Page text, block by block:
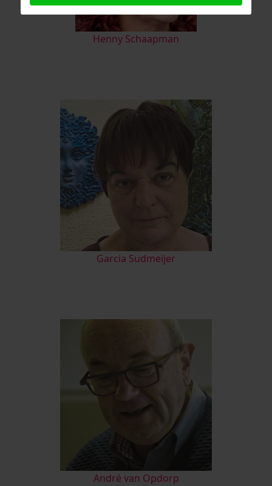
Henny Schaapman
Garcia Sudmeijer
André van Opdorp